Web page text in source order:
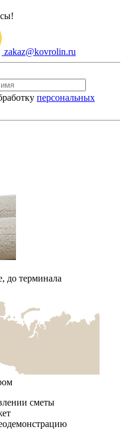
zakaz@kovrolin.ru
персональных
до терминала
сметы